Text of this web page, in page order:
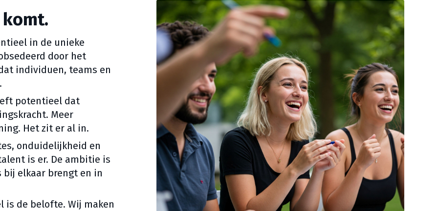
in de unieke
door het
individuen, teams en
potentieel dat
Meer
Het zit er al in.
onduidelijkheid en
is er. De ambitie is
bij elkaar brengt en in
is de belofte. Wij maken